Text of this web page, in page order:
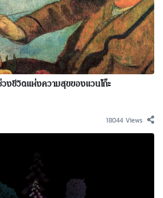
งชีวิตแห่งความสุขของแวนโก๊ะ
18044 Views